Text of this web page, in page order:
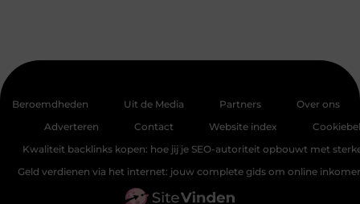
Beroemdheden Uit de Media Partners
Over ons
Adverteren
Contact Website index
Kwaliteit backlinks kopen: hoe jij je SEO-autoriteit opbouwt met
Geld verdienen via het internet: jouw complete gids om online